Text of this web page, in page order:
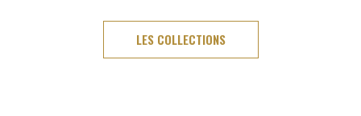
LES COLLECTIONS